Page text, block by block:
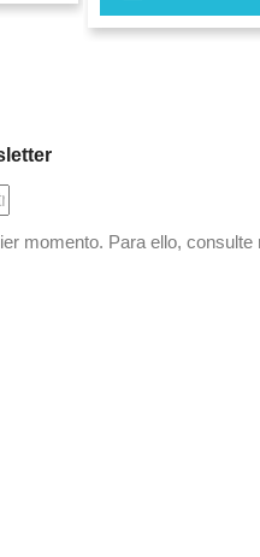
momento. Para ello,